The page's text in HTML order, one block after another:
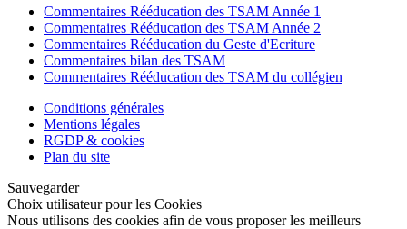
Commentaires Rééducation des TSAM Année 1
Commentaires Rééducation des TSAM Année 2
Commentaires Rééducation du Geste d'Ecriture
Commentaires bilan des TSAM
Commentaires Rééducation des TSAM du collégien
Conditions générales
Mentions légales
RGDP & cookies
Plan du site
Sauvegarder
Choix utilisateur pour les Cookies
Nous utilisons des cookies afin de vous proposer les meilleurs